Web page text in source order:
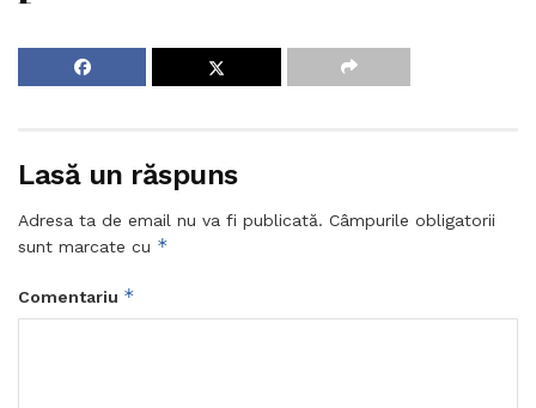
Lasă un răspuns
Adresa ta de email nu va fi publicată. Câmpurile obligatorii
sunt marcate cu *
Comentariu *